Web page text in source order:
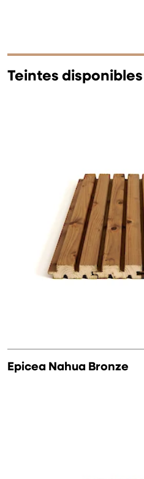
Teintes disponibles
Epicea Nahua Bronze